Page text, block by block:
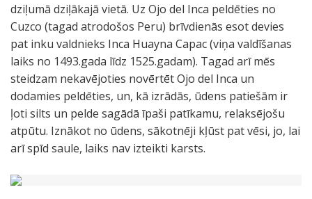
dziļumā dziļākajā vietā. Uz Ojo del Inca peldēties no
Cuzco (tagad atrodošos Peru) brīvdienās esot devies
pat inku valdnieks Inca Huayna Capac (viņa valdīšanas
laiks no 1493.gada līdz 1525.gadam). Tagad arī mēs
steidzam nekavējoties novērtēt Ojo del Inca un
dodamies peldēties, un, kā izrādās, ūdens patiešām ir
ļoti silts un pelde sagādā īpaši patīkamu, relaksējošu
atpūtu. Iznākot no ūdens, sākotnēji kļūst pat vēsi, jo, lai
arī spīd saule, laiks nav izteikti karsts.